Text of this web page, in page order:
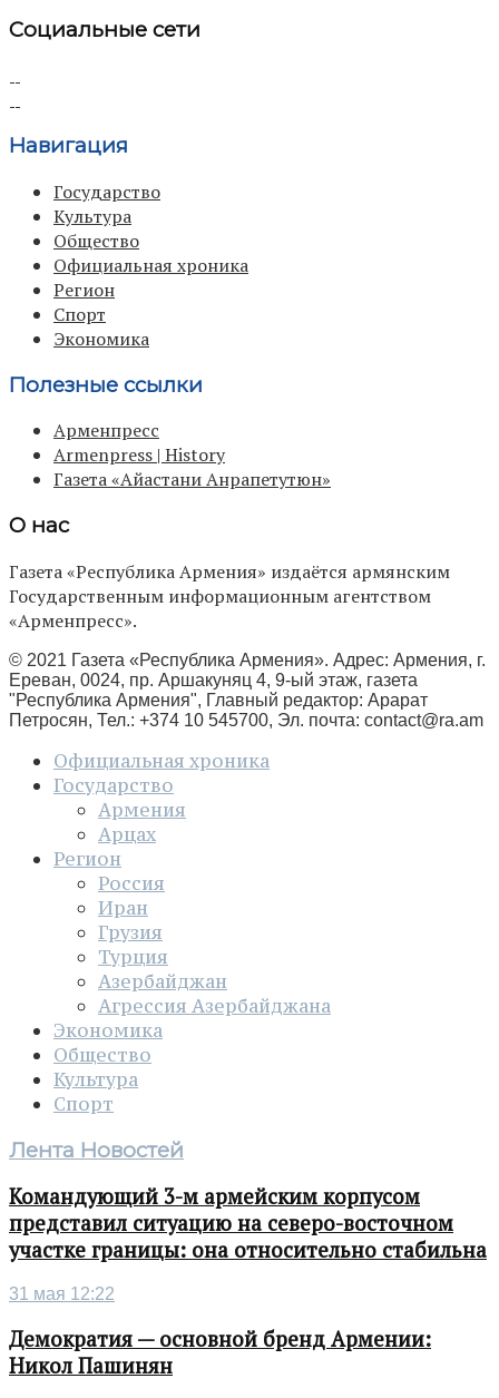
Социальные сети
Навигация
Государство
Культура
Общество
Официальная хроника
Регион
Спорт
Экономика
Полезные ссылки
Арменпресс
Armenpress | History
Газета «Айастани Анрапетутюн»
О нас
Газета «Республика Армения» издаётся армянским
Государственным информационным агентством
«Арменпресс».
© 2021 Газета «Республика Армения». Адрес: Армения, г.
Ереван, 0024, пр. Аршакуняц 4, 9-ый этаж, газета
"Республика Армения", Главный редактор: Арарат
Петросян, Тел.: +374 10 545700, Эл. почта: contact@ra.am
Официальная хроника
Государство
Армения
Арцах
Регион
Россия
Иран
Грузия
Турция
Азербайджан
Агрессия Азербайджана
Экономика
Общество
Культура
Спорт
Лента Новостей
Командующий 3-м армейским корпусом
представил ситуацию на северо-восточном
участке границы: она относительно стабильна
31 мая 12:22
Демократия — основной бренд Армении:
Никол Пашинян